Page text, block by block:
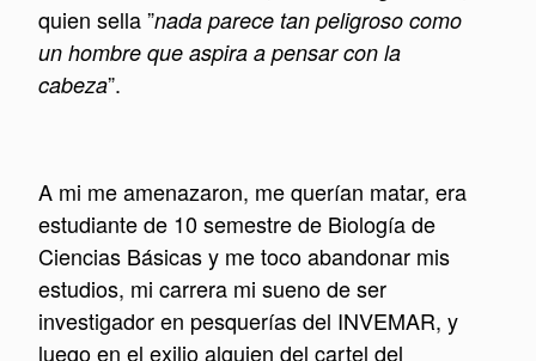
quien sella ”nada parece tan peligroso como
un hombre que aspira a pensar con la
cabeza”.
A mi me amenazaron, me querían matar, era
estudiante de 10 semestre de Biología de
Ciencias Básicas y me toco abandonar mis
estudios, mi carrera mi sueno de ser
investigador en pesquerías del INVEMAR, y
luego en el exilio alguien del cartel del